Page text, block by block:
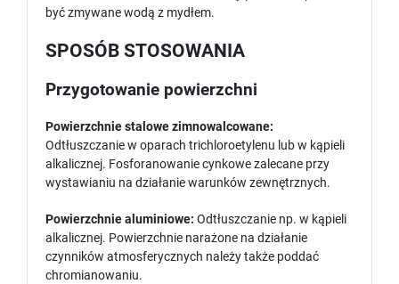
być zmywane wodą z mydłem.
SPOSÓB STOSOWANIA
Przygotowanie powierzchni
Powierzchnie stalowe zimnowalcowane:
Odtłuszczanie w oparach trichloroetylenu lub w kąpieli
alkalicznej. Fosforanowanie cynkowe zalecane przy
wystawianiu na działanie warunków zewnętrznych.
Powierzchnie aluminiowe: Odtłuszczanie np. w kąpieli
alkalicznej. Powierzchnie narażone na działanie
czynników atmosferycznych należy także poddać
chromianowaniu.